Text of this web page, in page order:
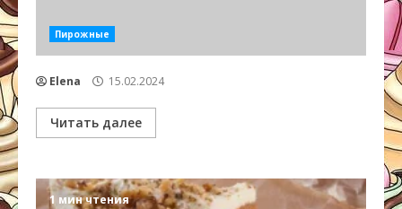
Пирожные
Elena 15.02.2024
Читать далее
1 мин чтения